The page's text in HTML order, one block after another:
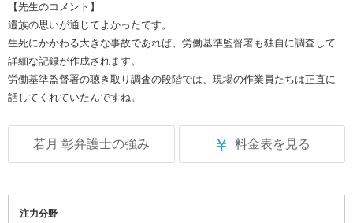
【先生のコメント】
遺族の思いが通じてよかったです。
生死にかかわる大きな事故であれば、労働基準監督署も独自に調査して
詳細な記録が作成されます。
労働基準監督署の聴き取り調査の段階では、現場の作業員たちは正直に
話してくれていたんですね。
若月 彰弁護士の強み ￥ 料金表を見る
注力分野